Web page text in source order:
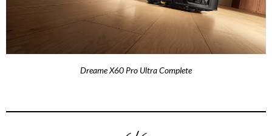
Dreame X60 Pro Ultra Complete